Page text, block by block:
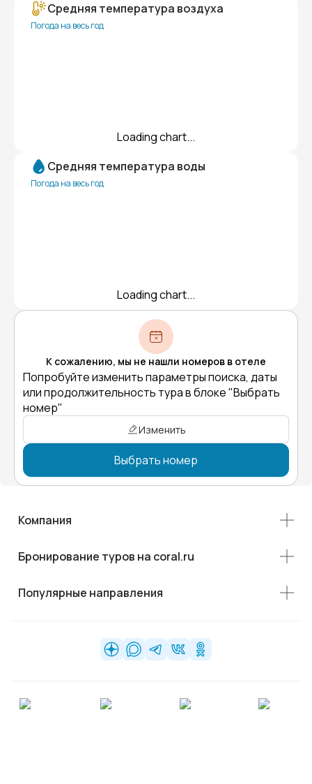
Средняя температура воздуха
Погода на весь год
Loading chart...
Средняя температура воды
Погода на весь год
Loading chart...
К сожалению, мы не нашли номеров в отеле
Попробуйте изменить параметры поиска, даты
или продолжительность тура в блоке "Выбрать
номер"
Изменить
Выбрать номер
Компания
Бронирование туров на coral.ru
Популярные направления